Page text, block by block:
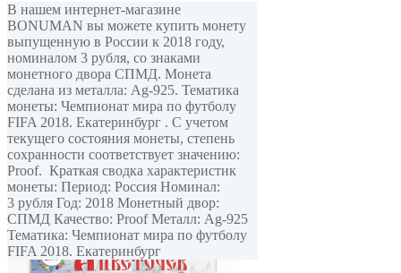
В нашем интернет-магазине
BONUMAN вы можете купить монету
выпущенную в России к 2018 году,
номиналом 3 рубля, cо знаками
монетного двора СПМД. Монета
сделана из металла: Ag-925. Тематика
монеты: Чемпионат мира по футболу
FIFA 2018. Екатеринбург . С учетом
текущего состояния монеты, степень
сохранности соответствует значению:
Proof. Краткая сводка характеристик
монеты: Период: Россия Номинал:
3 рубля Год: 2018 Монетный двор:
СПМД Качество: Proof Металл: Ag-925
Тематика: Чемпионат мира по футболу
FIFA 2018. Екатеринбург